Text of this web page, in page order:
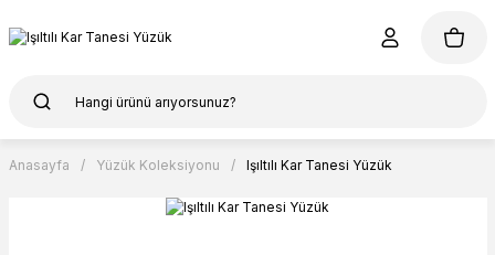
Anasayfa Yüzük Koleksiyonu Işıltılı Kar Tanesi Yüzük